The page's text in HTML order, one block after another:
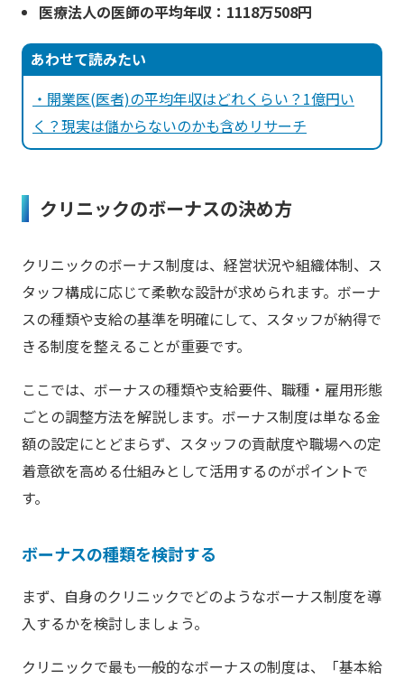
医療法人の医師の平均年収：1118万508円
あわせて読みたい
・開業医(医者)の平均年収はどれくらい？1億円い
く？現実は儲からないのかも含めリサーチ
クリニックのボーナスの決め方
クリニックのボーナス制度は、経営状況や組織体制、ス
タッフ構成に応じて柔軟な設計が求められます。ボーナ
スの種類や支給の基準を明確にして、スタッフが納得で
きる制度を整えることが重要です。
ここでは、ボーナスの種類や支給要件、職種・雇用形態
ごとの調整方法を解説します。ボーナス制度は単なる金
額の設定にとどまらず、スタッフの貢献度や職場への定
着意欲を高める仕組みとして活用するのがポイントで
す。
ボーナスの種類を検討する
まず、自身のクリニックでどのようなボーナス制度を導
入するかを検討しましょう。
クリニックで最も一般的なボーナスの制度は、「基本給